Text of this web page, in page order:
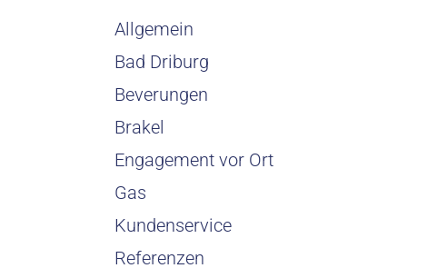
Allgemein
Bad Driburg
Beverungen
Brakel
Engagement vor Ort
Gas
Kundenservice
Referenzen